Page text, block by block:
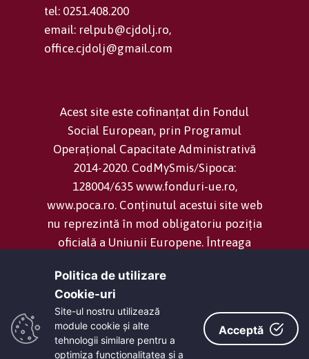
tel: 0251.408.200
email: relpub@cjdolj.ro,
office.cjdolj@gmail.com
Acest site este cofinanțat din Fondul
Social European, prin Programul
Operațional Capacitate Administrativă
2014-2020. CodMySmis/Sipoca:
128004/635 www.fonduri-ue.ro,
www.poca.ro. Conținutul acestui site web
nu reprezintă în mod obligatoriu poziția
oficială a Uniunii Europene. Întreaga
coerenței informațiilor prezentate revine
inițiatorilor site-ului web.
Consiliul Județean Dolj -
Politica de utilizare
Cookie-uri‎
Site-ul nostru utilizează
module cookie și alte
tehnologii similare pentru a
optimiza funcţionalitatea si a
Acceptă